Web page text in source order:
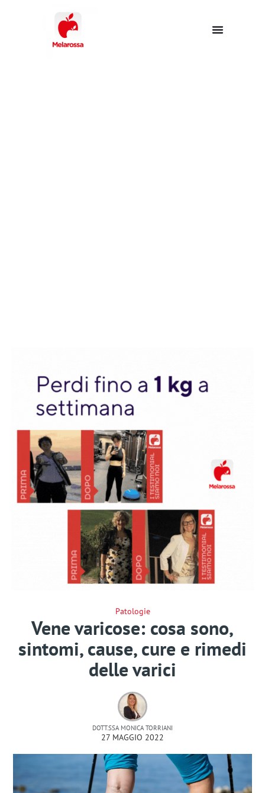
Patologie
Vene varicose: cosa sono,
sintomi, cause, cure e rimedi
delle varici
DOTT.SSA MONICA TORRIANI
27 MAGGIO 2022